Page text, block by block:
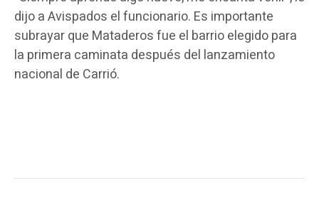
dijo a Avispados el funcionario. Es importante
subrayar que Mataderos fue el barrio elegido para
la primera caminata después del lanzamiento
nacional de Carrió.